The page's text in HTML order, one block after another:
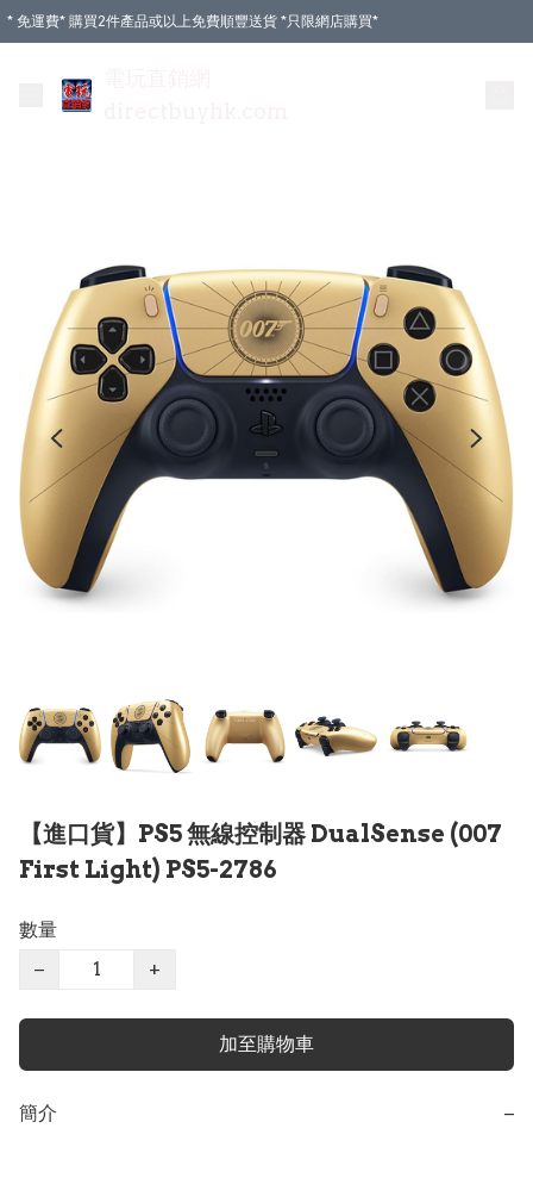
* 免運費* 購買2件產品或以上免費順豐送貨 *只限網店購買*
【進口貨】PS5 無線控制器 DualSense (007
First Light) PS5-2786
數量
−
+
加至購物車
簡介 −